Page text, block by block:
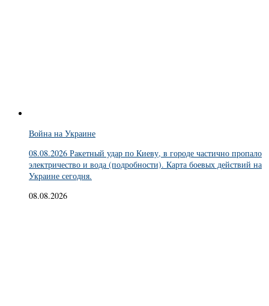
Война на Украине
08.08.2026 Ракетный удар по Киеву, в городе частично пропало
электричество и вода (подробности). Карта боевых действий на
Украине сегодня.
08.08.2026